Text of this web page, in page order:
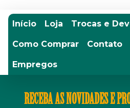
Início Loja Trocas e
Como Comprar Contato
Empregos
RECEBA AS NOVIDADES E